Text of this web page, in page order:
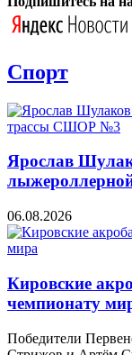
Спорт
Ярослав
06.08.2026
Кировские
чемпионату
Победители